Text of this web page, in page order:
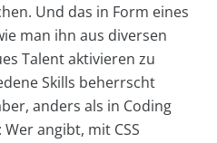
Und das in Form eines
man ihn aus diversen
Talent aktivieren zu
Skills beherrscht
anders als in Coding
angibt, mit CSS